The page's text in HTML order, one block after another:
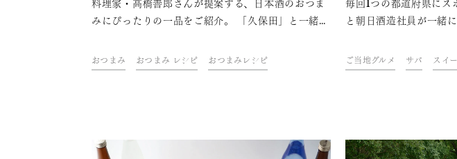
料理家・高橋善郎さんが提案する、日本酒のおつま
みにぴったりの一品をご紹介。 「久保田」と一緒
い。
おつまみ おつまみ レシピ おつまみレシピ
毎回1つの都道府県にス
と朝日酒造社員が一緒
楽しむオンライン飲み
部」。今回は、茨城県
ご当地グルメ サバ スイ